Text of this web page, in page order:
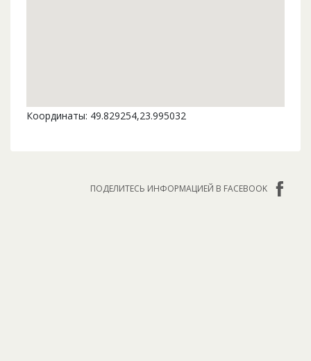
Координаты: 49.829254,23.995032
ПОДЕЛИТЕСЬ ИНФОРМАЦИЕЙ В FACEBOOK